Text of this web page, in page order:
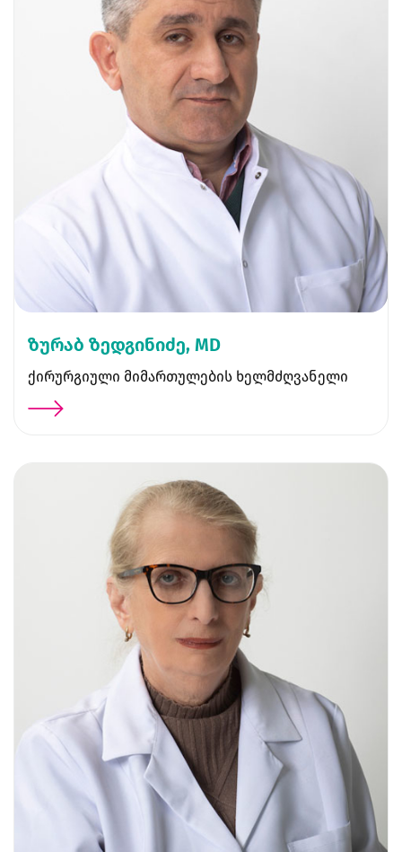
ზურაბ ზედგინიძე, MD
ქირურგიული მიმართულების ხელმძღვანელი